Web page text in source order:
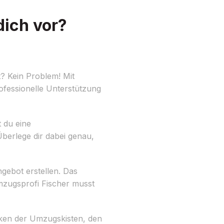
vor?
Kein Problem! Mit
Unterstützung
du eine
dir dabei genau,
erstellen. Das
Fischer musst
der Umzugskisten, den